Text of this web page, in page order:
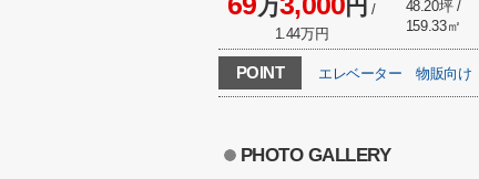
万 円 /
1.44万円
48.20坪 /
159.33㎡
POINT エレベーター 物販向け
PHOTO GALLERY